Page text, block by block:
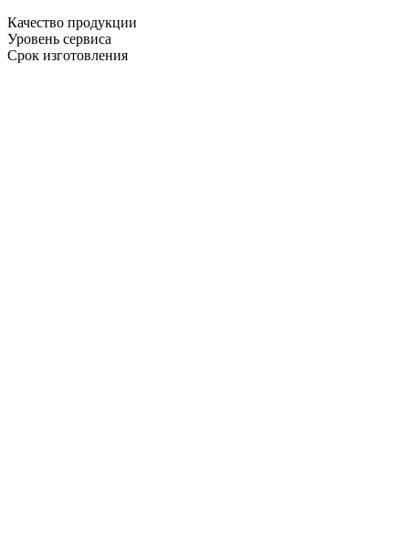
Качество продукции
Уровень сервиса
Срок изготовления